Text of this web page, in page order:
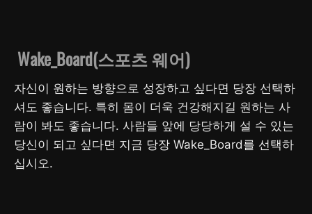
Wake_Board(스포츠 웨어)
자신이 원하는 방향으로 성장하고 싶다면 당장 선택하
셔도 좋습니다. 특히 몸이 더욱 건강해지길 원하는 사
람이 봐도 좋습니다. 사람들 앞에 당당하게 설 수 있는
당신이 되고 싶다면 지금 당장 Wake_Board를 선택하
십시오.